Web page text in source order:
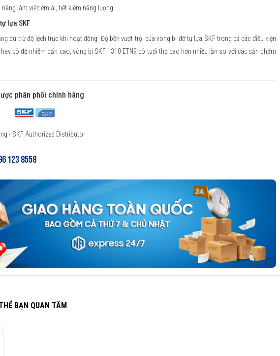
làm việc êm ái, tiết kiệm năng lượng.
lựa SKF
bù trừ độ lệch trục khi hoạt động. Độ bền vượt trội của vòng bi đỡ tự lựa SKF trong cả các điều kiện
có độ nhiễm bẩn cao, vòng bi SKF 1310 ETN9 có tuổi thọ cao hơn nhiều lần so với các sản phẩm
phân phối chính hãng
- SKF Authorized Distributor
123 8558
BẠN QUAN TÂM